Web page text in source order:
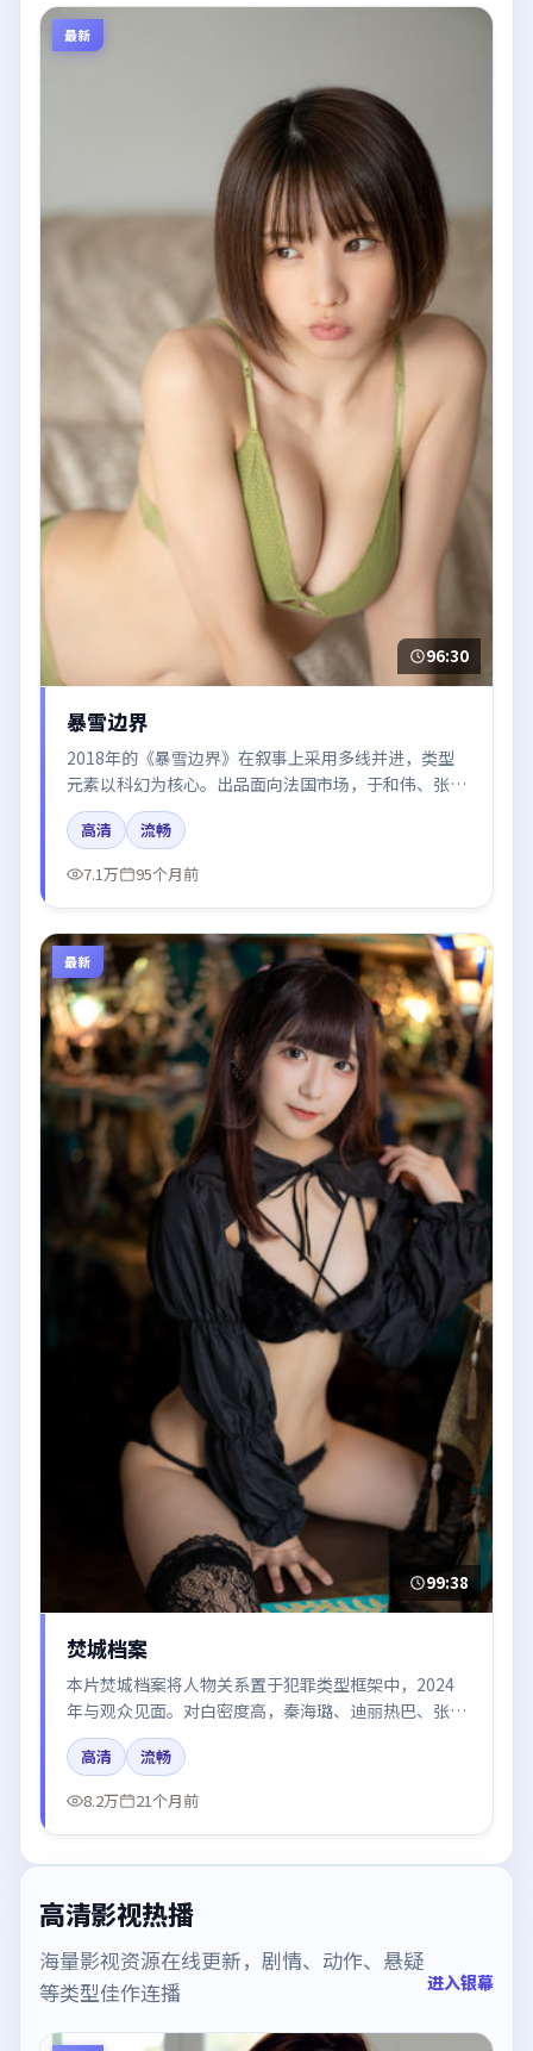
最新
96:30
暴雪边界
2018年的《暴雪边界》在叙事上采用多线并进，类型
元素以科幻为核心。出品面向法国市场，于和伟、张子
枫、周迅所饰角色推动关键反转，结尾留白引发讨论。
高清
流畅
7.1万
95个月前
最新
99:38
焚城档案
本片焚城档案将人物关系置于犯罪类型框架中，2024
年与观众见面。对白密度高，秦海璐、迪丽热巴、张
译、倪妮、梁朝伟的台词节奏值得关注；整体气质偏中
国香港都市与冷色调摄影。
高清
流畅
8.2万
21个月前
高清影视热播
海量影视资源在线更新，剧情、动作、悬疑
等类型佳作连播
进入银幕